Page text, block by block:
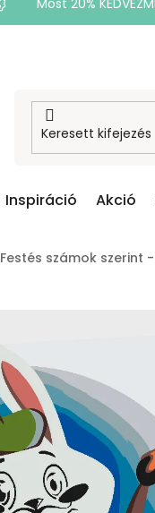
Most 20%
Inspiráció Akció
Festés számok szerint